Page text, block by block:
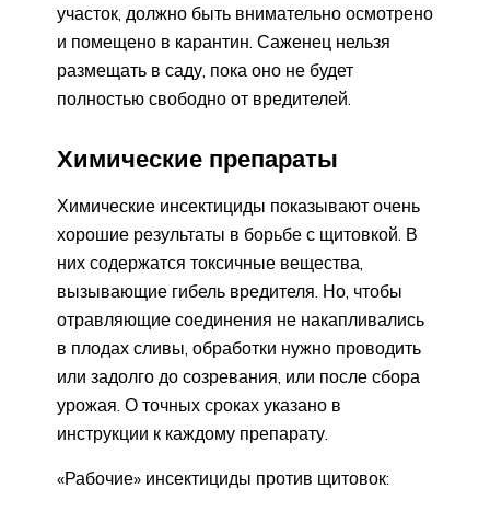
участок, должно быть внимательно осмотрено
и помещено в карантин. Саженец нельзя
размещать в саду, пока оно не будет
полностью свободно от вредителей.
Химические препараты
Химические инсектициды показывают очень
хорошие результаты в борьбе с щитовкой. В
них содержатся токсичные вещества,
вызывающие гибель вредителя. Но, чтобы
отравляющие соединения не накапливались
в плодах сливы, обработки нужно проводить
или задолго до созревания, или после сбора
урожая. О точных сроках указано в
инструкции к каждому препарату.
«Рабочие» инсектициды против щитовок: